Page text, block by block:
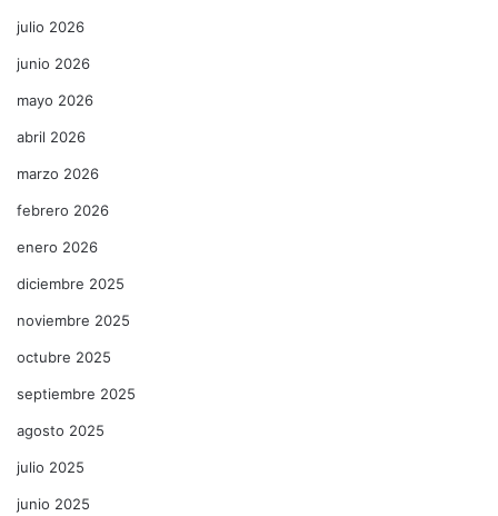
julio 2026
junio 2026
mayo 2026
abril 2026
marzo 2026
febrero 2026
enero 2026
diciembre 2025
noviembre 2025
octubre 2025
septiembre 2025
agosto 2025
julio 2025
junio 2025